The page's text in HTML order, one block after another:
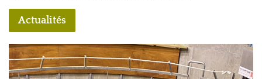
Actualités